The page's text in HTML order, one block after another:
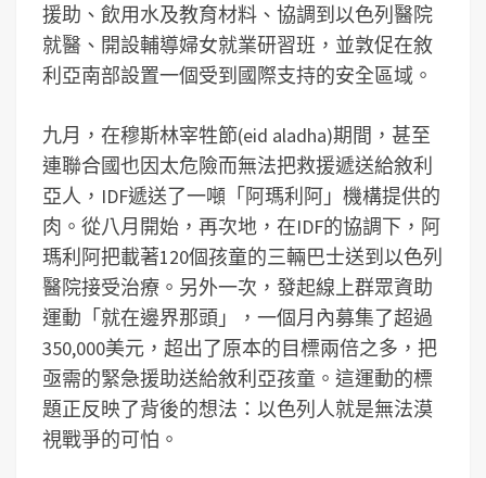
援助、飲用水及教育材料、協調到以色列醫院
就醫、開設輔導婦女就業研習班，並敦促在敘
利亞南部設置一個受到國際支持的安全區域。
九月，在穆斯林宰牲節(eid aladha)期間，甚至
連聯合國也因太危險而無法把救援遞送給敘利
亞人，IDF遞送了一噸「阿瑪利阿」機構提供的
肉。從八月開始，再次地，在IDF的協調下，阿
瑪利阿把載著120個孩童的三輛巴士送到以色列
醫院接受治療。另外一次，發起線上群眾資助
運動「就在邊界那頭」，一個月內募集了超過
350,000美元，超出了原本的目標兩倍之多，把
亟需的緊急援助送給敘利亞孩童。這運動的標
題正反映了背後的想法：以色列人就是無法漠
視戰爭的可怕。